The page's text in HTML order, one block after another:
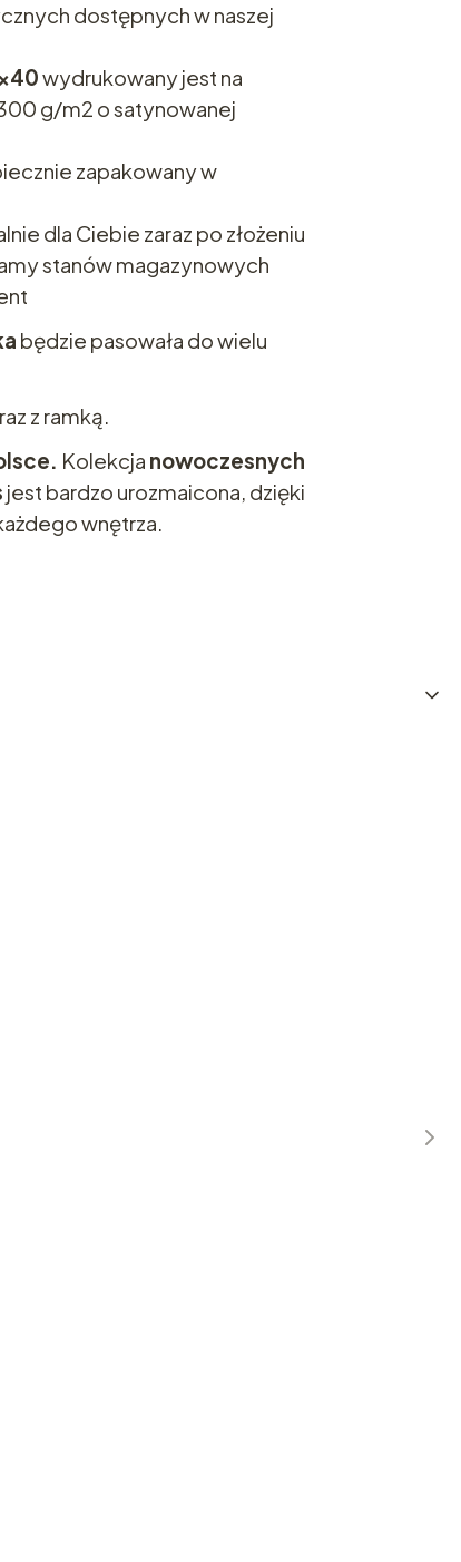
dostępnych w naszej
wydrukowany jest na
g/m2 o satynowanej
zapakowany w
dla Ciebie zaraz po złożeniu
stanów magazynowych
będzie pasowała do wielu
z ramką.
Kolekcja nowoczesnych
jest bardzo urozmaicona, dzięki
wnętrza.